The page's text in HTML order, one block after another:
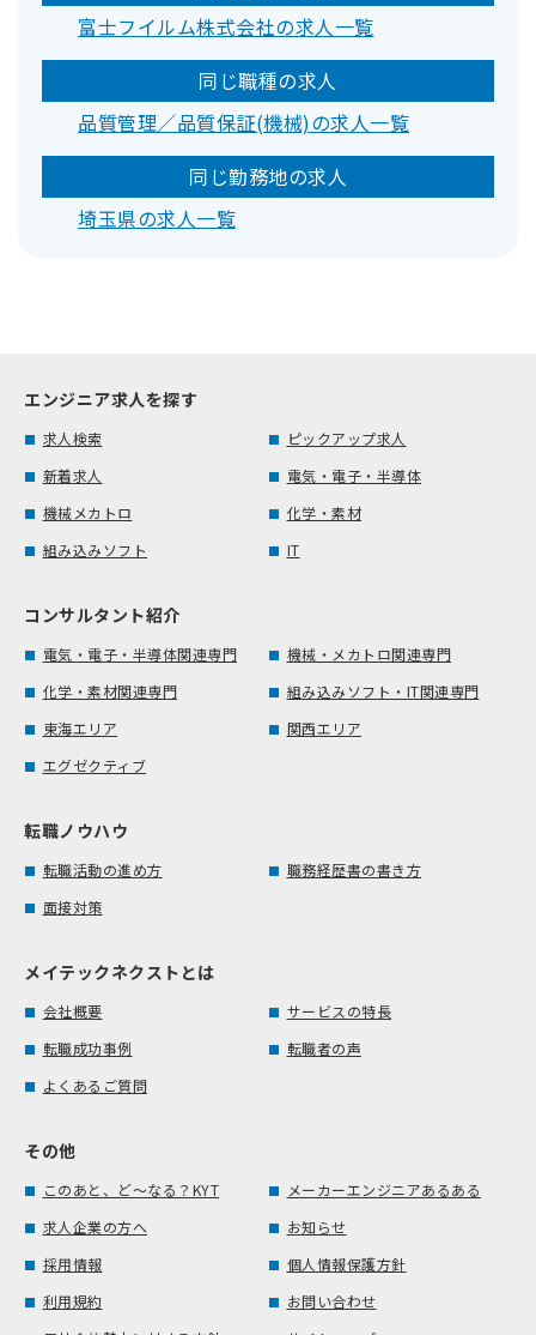
富士フイルム株式会社の求人一覧
同じ職種の求人
品質管理／品質保証(機械)の求人一覧
同じ勤務地の求人
埼玉県の求人一覧
エンジニア求人を探す
求人検索
ピックアップ求人
新着求人
電気・電子・半導体
機械メカトロ
化学・素材
組み込みソフト
IT
コンサルタント紹介
電気・電子・半導体関連専門
機械・メカトロ関連専門
化学・素材関連専門
組み込みソフト・IT関連専門
東海エリア
関西エリア
エグゼクティブ
転職ノウハウ
転職活動の進め方
職務経歴書の書き方
面接対策
メイテックネクストとは
会社概要
サービスの特長
転職成功事例
転職者の声
よくあるご質問
その他
このあと、ど～なる？KYT
メーカーエンジニアあるある
求人企業の方へ
お知らせ
採用情報
個人情報保護方針
利用規約
お問い合わせ